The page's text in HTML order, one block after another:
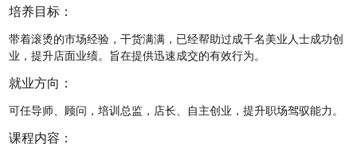
培养目标：
带着滚烫的市场经验，干货满满，已经帮助过成千名美业人士成功创
业，提升店面业绩。旨在提供迅速成交的有效行为。
就业方向：
可任导师、顾问，培训总监，店长、自主创业，提升职场驾驭能力。
课程内容：